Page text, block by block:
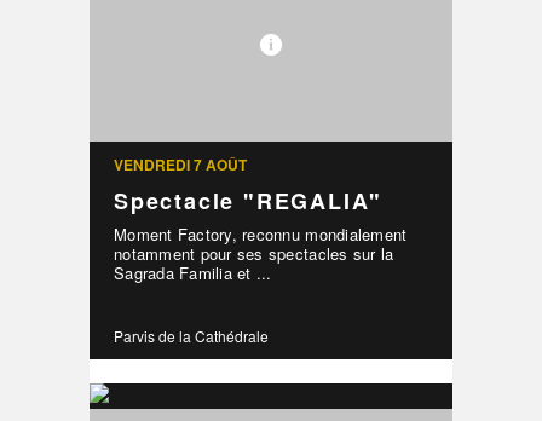
VENDREDI 7 AOÛT
Spectacle "REGALIA"
Moment Factory, reconnu mondialement
notamment pour ses spectacles sur la
Sagrada Familia et ...
Parvis de la Cathédrale